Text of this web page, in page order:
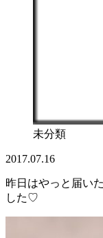
未分類
2017.07.16
昨日はやっと届い
した♡